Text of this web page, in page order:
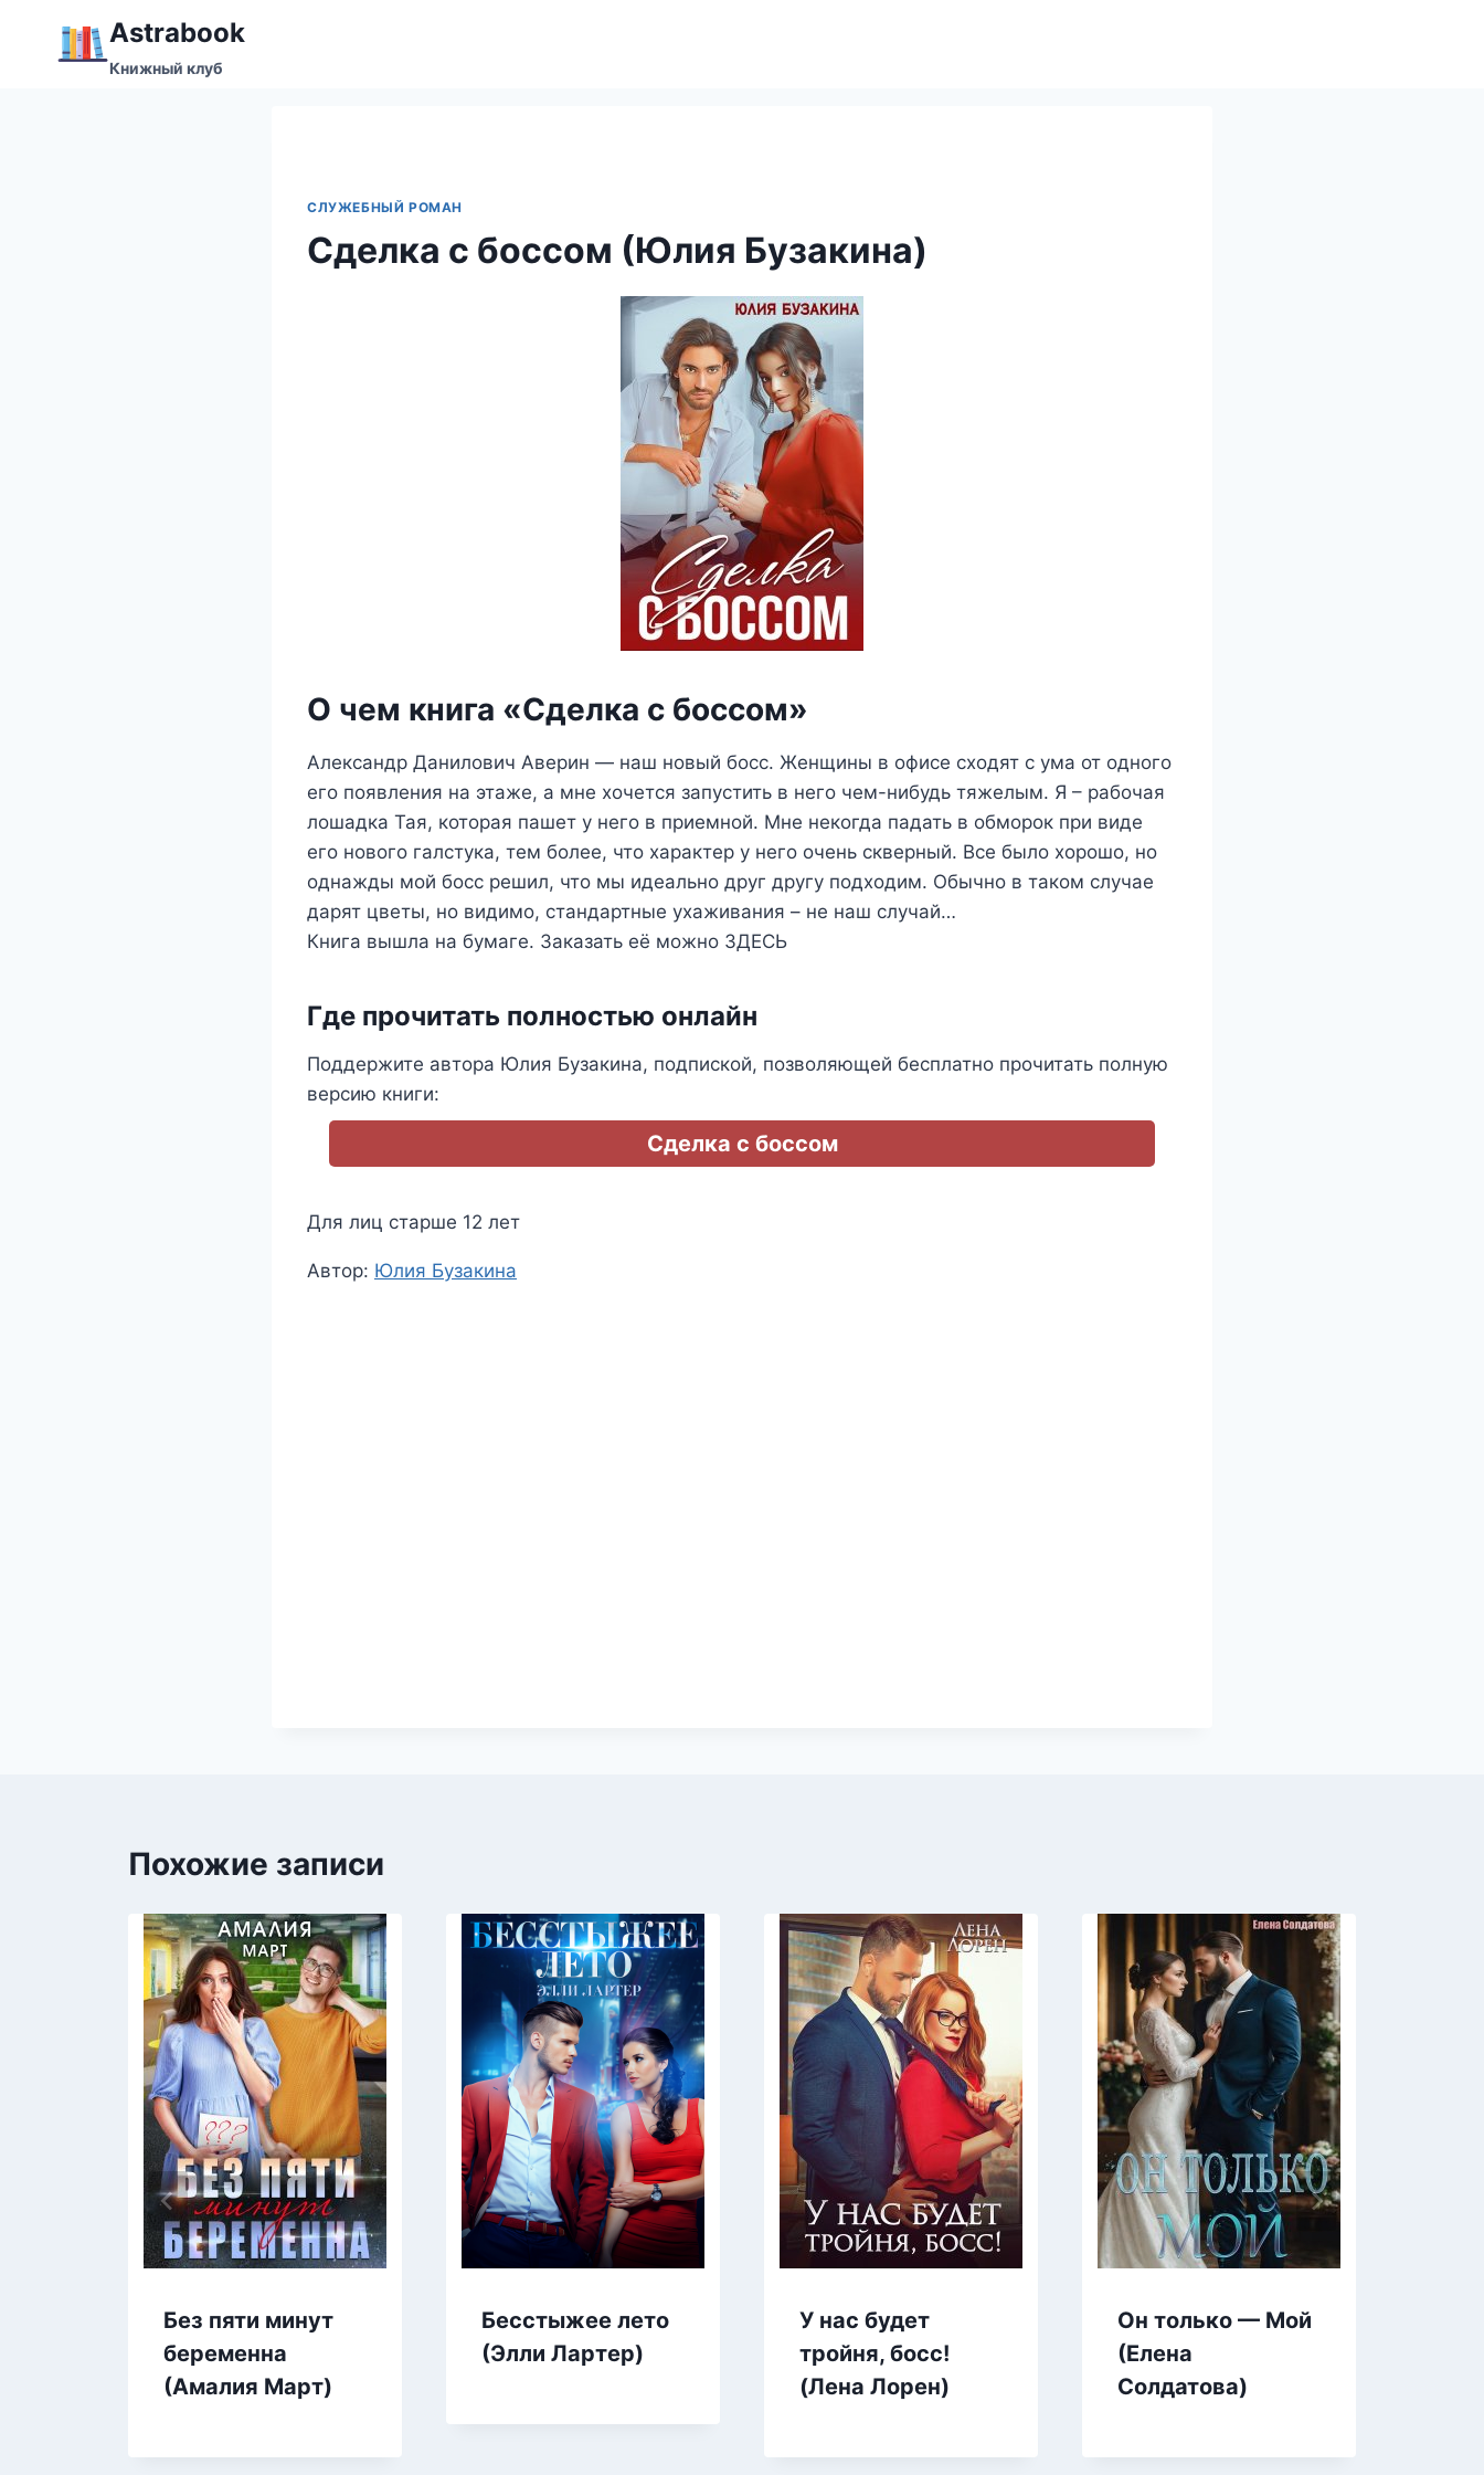
содержимому
Аstrabook
Книжный клуб
СЛУЖЕБНЫЙ РОМАН
Сделка с боссом (Юлия Бузакина)
О чем книга «Сделка с боссом»
Александр Данилович Аверин — наш новый босс. Женщины в офисе сходят с ума от одного
его появления на этаже, а мне хочется запустить в него чем-нибудь тяжелым. Я – рабочая
лошадка Тая, которая пашет у него в приемной. Мне некогда падать в обморок при виде
его нового галстука, тем более, что характер у него очень скверный. Все было хорошо, но
однажды мой босс решил, что мы идеально друг другу подходим. Обычно в таком случае
дарят цветы, но видимо, стандартные ухаживания – не наш случай…
Книга вышла на бумаге. Заказать её можно ЗДЕСЬ
Где прочитать полностью онлайн
Поддержите автора Юлия Бузакина, подпиской, позволяющей бесплатно прочитать полную
версию книги:
Сделка с боссом
Для лиц старше 12 лет
Метки
Автор: Юлия Бузакина
Похожие записи
Без пяти минут
беременна
(Амалия Март)
Бесстыжее лето
(Элли Лартер)
У нас будет
тройня, босс!
(Лена Лорен)
Он только — Мой
(Елена
Солдатова)